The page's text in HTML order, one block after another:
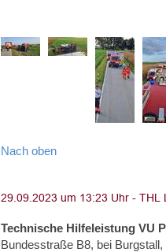
Nach oben
Technische Hilfeleistung VU
Bundesstraße B8, bei